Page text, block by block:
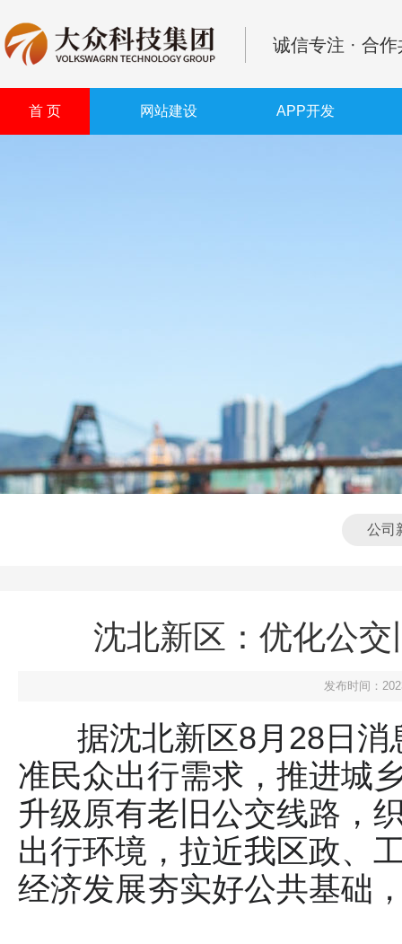
诚信专注 · 合
首 页 网站建设 APP开发
公司
沈北新区：优化公
发布时间：
据沈北新区8月28日
准民众出行需求，推进城
升级原有老旧公交线路，
出行环境，拉近我区政、
经济发展夯实好公共基础